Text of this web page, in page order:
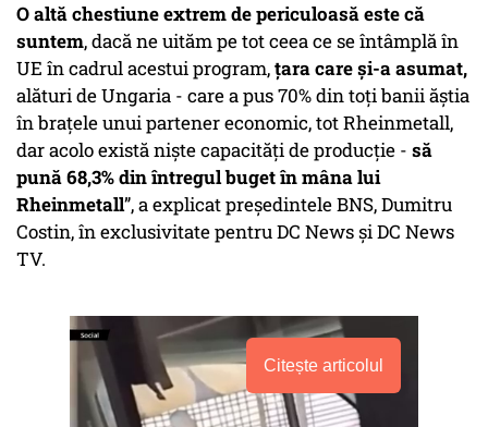
O altă chestiune extrem de periculoasă este că
suntem, dacă ne uităm pe tot ceea ce se întâmplă în
UE în cadrul acestui program,țara care și-a asumat,
alături de Ungaria - care a pus 70% din toți banii ăștia
în brațele unui partener economic, tot Rheinmetall,
dar acolo există niște capacități de producție - să
pună 68,3% din întregul buget în mâna lui
Rheinmetall”, a explicat președintele BNS, Dumitru
Costin, în exclusivitate pentru DC News și DC News
TV.
Citește articolul